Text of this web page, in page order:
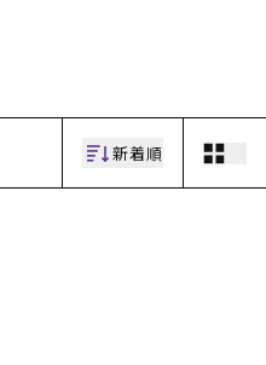
新着順